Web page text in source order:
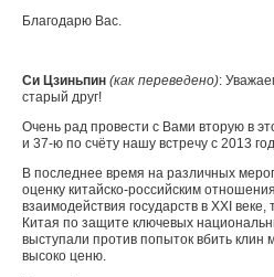
Благодарю Вас.
Си Цзиньпин (как переведено):
старый друг!
Очень рад провести с Вами вторую в
и 37-ю по счёту нашу встречу с 2013
В последнее время на различных
оценку китайско-российским
взаимодействия государств в XXI
Китая по защите ключевых
выступали против попыток вбить
высоко ценю.